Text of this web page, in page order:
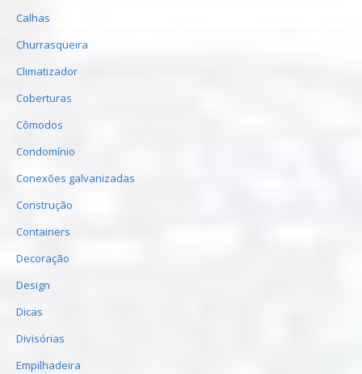
Calhas
Churrasqueira
Climatizador
Coberturas
Cômodos
Condomínio
Conexões galvanizadas
Construção
Containers
Decoração
Design
Dicas
Divisórias
Empilhadeira